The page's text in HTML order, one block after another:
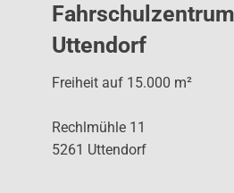
Fahrschulzentrum
Uttendorf
Freiheit auf 15.000 m²
Rechlmühle 11
5261 Uttendorf